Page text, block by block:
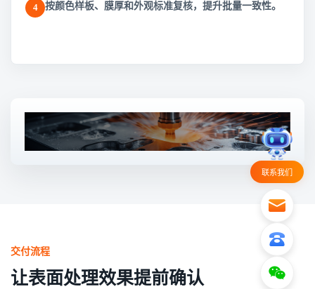
4 按颜色样板、膜厚和外观标准复核，提升批量一致性。
交付流程
让表面处理效果提前确认
联系我们